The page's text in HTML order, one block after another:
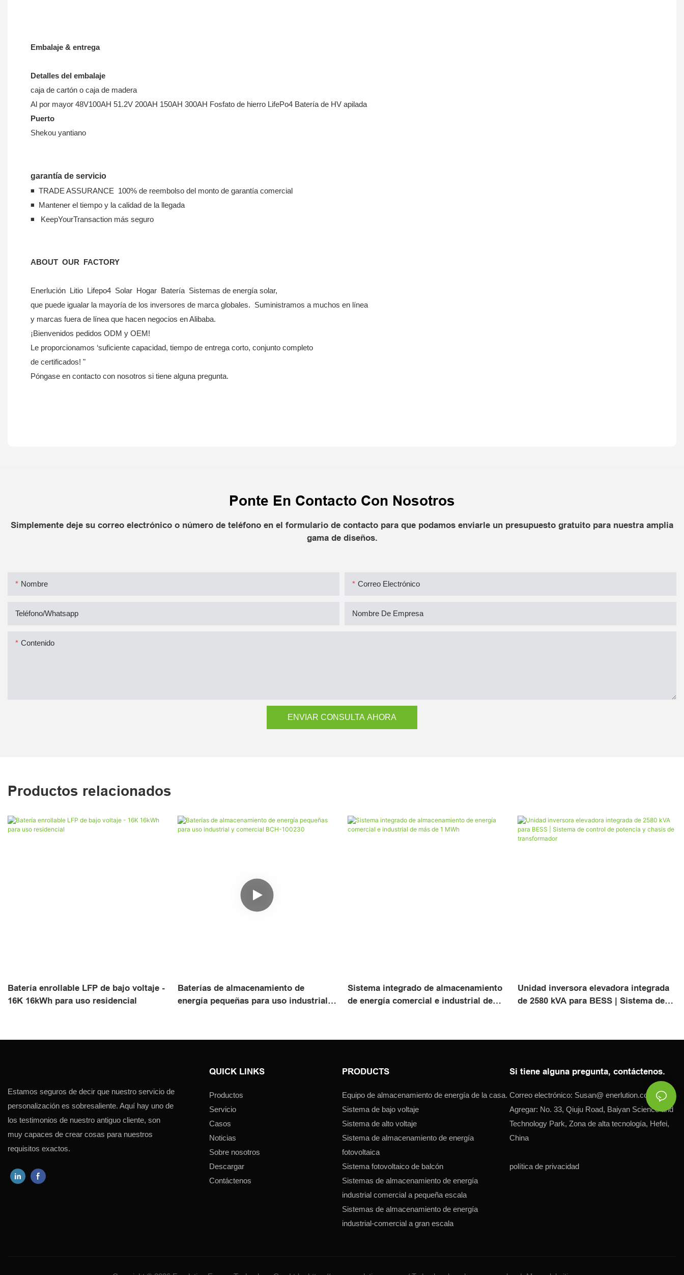
Embalaje & entrega
Detalles del embalaje
caja de cartón o caja de madera
Al por mayor 48V100AH ​​51.2V 200AH 150AH 300AH Fosfato de hierro LifePo4 Batería de HV apilada
Puerto
Shekou yantiano
garantía de servicio
◾ TRADE ASSURANCE 100% de reembolso del monto de garantía comercial
◾ Mantener el tiempo y la calidad de la llegada
◾ KeepYourTransaction más seguro
ABOUT OUR FACTORY
Enerlución Litio Lifepo4 Solar Hogar Batería Sistemas de energía solar,
que puede igualar la mayoría de los inversores de marca globales. Suministramos a muchos en línea
y marcas fuera de línea que hacen negocios en Alibaba.
¡Bienvenidos pedidos ODM y OEM!
Le proporcionamos ‘suficiente capacidad, tiempo de entrega corto, conjunto completo
de certificados! "
Póngase en contacto con nosotros si tiene alguna pregunta.
Ponte En Contacto Con Nosotros
Simplemente deje su correo electrónico o número de teléfono en el formulario de contacto para que podamos enviarle un presupuesto gratuito para nuestra amplia
gama de diseños.
Nombre Correo Electrónico
Teléfono/whatsapp Nombre De Empresa
Contenido
ENVIAR CONSULTA AHORA
Productos relacionados
Batería enrollable LFP de bajo voltaje -
16K 16kWh para uso residencial
Baterías de almacenamiento de
energía pequeñas para uso industrial y
Sistema integrado de almacenamiento
de energía comercial e industrial de
Unidad inversora elevadora integrada
de 2580 kVA para BESS | Sistema de
Estamos seguros de decir que nuestro servicio de
personalización es sobresaliente. Aquí hay uno de
los testimonios de nuestro antiguo cliente, son
muy capaces de crear cosas para nuestros
requisitos exactos.
QUICK LINKS
Productos
Servicio
Casos
Noticias
Sobre nosotros
Descargar
Contáctenos
PRODUCTS
Equipo de almacenamiento de energía de la casa.
Sistema de bajo voltaje
Sistema de alto voltaje
Sistema de almacenamiento de energía
fotovoltaica
Sistema fotovoltaico de balcón
Sistemas de almacenamiento de energía
industrial comercial a pequeña escala
Sistemas de almacenamiento de energía
industrial-comercial a gran escala
Si tiene alguna pregunta, contáctenos.
Correo electrónico: Susan@ enerlution.com.cn
Agregar: No. 33, Qiuju Road, Baiyan Science and
Technology Park, Zona de alta tecnología, Hefei,
China
política de privacidad